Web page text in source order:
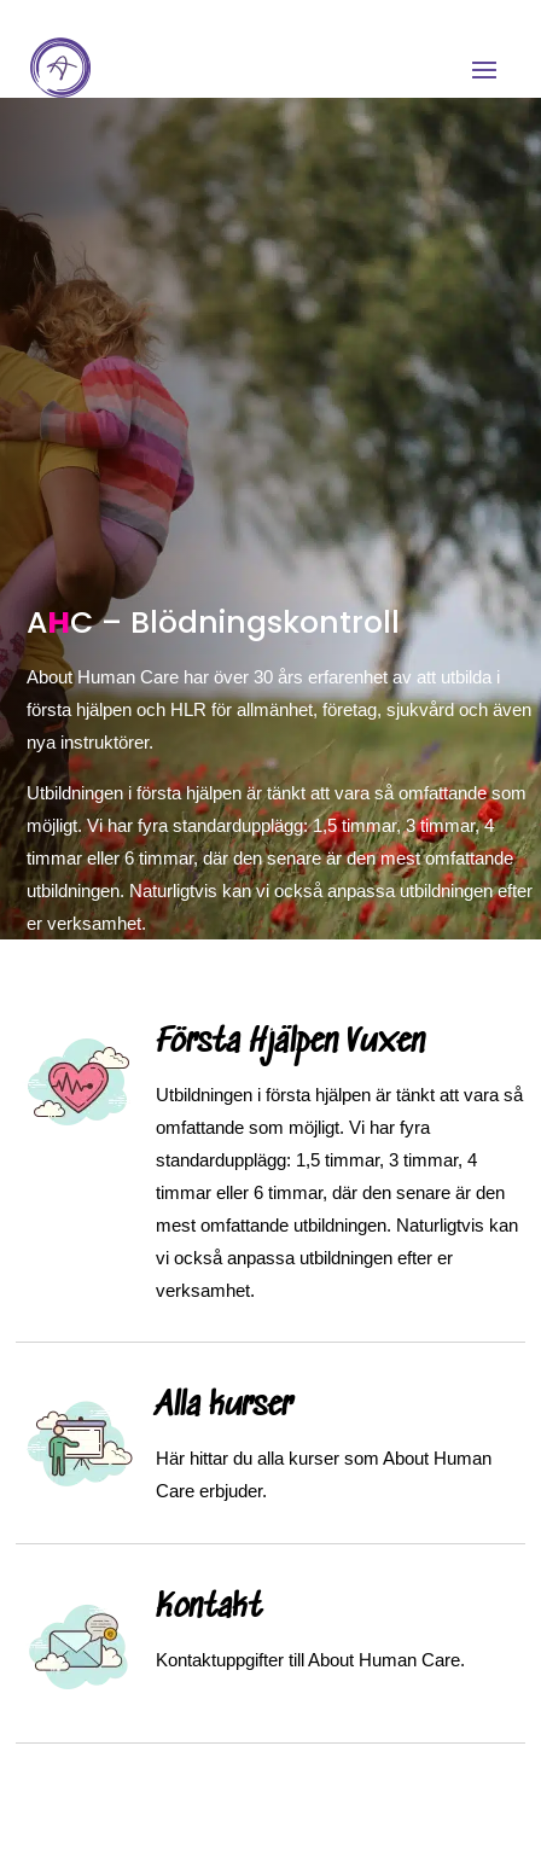
AHC – Blödningskontroll
About Human Care har över 30 års erfarenhet av att utbilda i
första hjälpen och HLR för allmänhet, företag, sjukvård och även
nya instruktörer.
Utbildningen i första hjälpen är tänkt att vara så omfattande som
möjligt. Vi har fyra standardupplägg: 1,5 timmar, 3 timmar, 4
timmar eller 6 timmar, där den senare är den mest omfattande
utbildningen. Naturligtvis kan vi också anpassa utbildningen efter
er verksamhet.
Första Hjälpen Vuxen
Utbildningen i första hjälpen är tänkt att vara så
omfattande som möjligt. Vi har fyra
standardupplägg: 1,5 timmar, 3 timmar, 4
timmar eller 6 timmar, där den senare är den
mest omfattande utbildningen. Naturligtvis kan
vi också anpassa utbildningen efter er
verksamhet.
Alla kurser
Här hittar du alla kurser som About Human
Care erbjuder.
Kontakt
Kontaktuppgifter till About Human Care.